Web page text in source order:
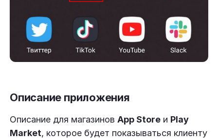
Описание приложения
Описание для магазинов App Store и Play
Market, которое будет показываться клиенту